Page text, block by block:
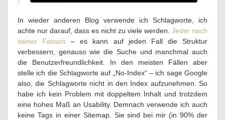
In wieder anderen Blog verwende ich Schlagworte, ich
achte nur darauf, dass es nicht zu viele werden. Jeder nach
seiner Fasson – es kann auf jeden Fall die Struktur
verbessern, genauso wie die Suche und manchmal auch
die Benutzerfreundlichkeit. In den meisten Fällen aber
stelle ich die Schlagworte auf „No-Index“ – ich sage Google
also, die Schlagworte nicht in den Index aufzunehmen. So
habe ich kein Problem mit doppeltem Inhalt und trotzdem
eine hohes Maß an Usability. Demnach verwende ich auch
keine Tags in einer Sitemap. Sie sind bei mir (in 90% der